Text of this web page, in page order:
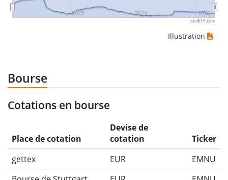
2022 2024 2026
justETF.com
Illustration
Bourse
Cotations en bourse
Place de cotation
Devise de
cotation
Ticker
gettex
EUR
EMNU